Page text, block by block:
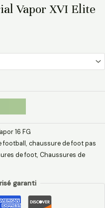
Vapor XVI Elite
16 FG
, chaussure de foot pas
de foot, Chaussures de
garanti